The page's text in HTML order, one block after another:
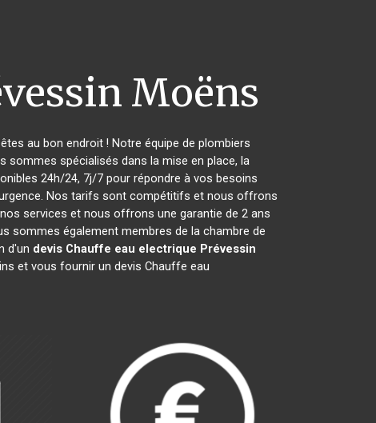
Moëns
au bon endroit ! Notre équipe de plombiers
spécialisés dans la mise en place, la
24h/24, 7j/7 pour répondre à vos besoins
Nos tarifs sont compétitifs et nous offrons
services et nous offrons une garantie de 2 ans
sommes également membres de la chambre de
d'un devis Chauffe eau electrique Prévessin
et vous fournir un devis Chauffe eau